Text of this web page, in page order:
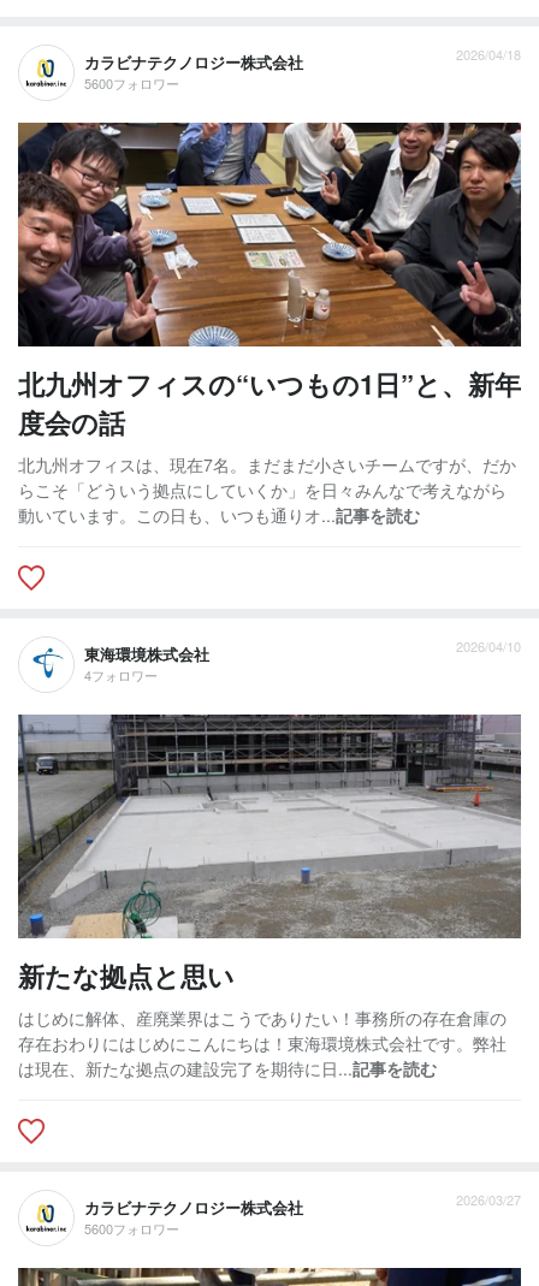
カラビナテクノロジー株式会社
5600フォロワー
2026/04/18
北九州オフィスの“いつもの1日”と、新年
度会の話
北九州オフィスは、現在7名。まだまだ小さいチームですが、だか
らこそ「どういう拠点にしていくか」を日々みんなで考えながら
動いています。この日も、いつも通りオ...記事を読む
東海環境株式会社
4フォロワー
2026/04/10
新たな拠点と思い
はじめに解体、産廃業界はこうでありたい！事務所の存在倉庫の
存在おわりにはじめにこんにちは！東海環境株式会社です。弊社
は現在、新たな拠点の建設完了を期待に日...記事を読む
カラビナテクノロジー株式会社
5600フォロワー
2026/03/27